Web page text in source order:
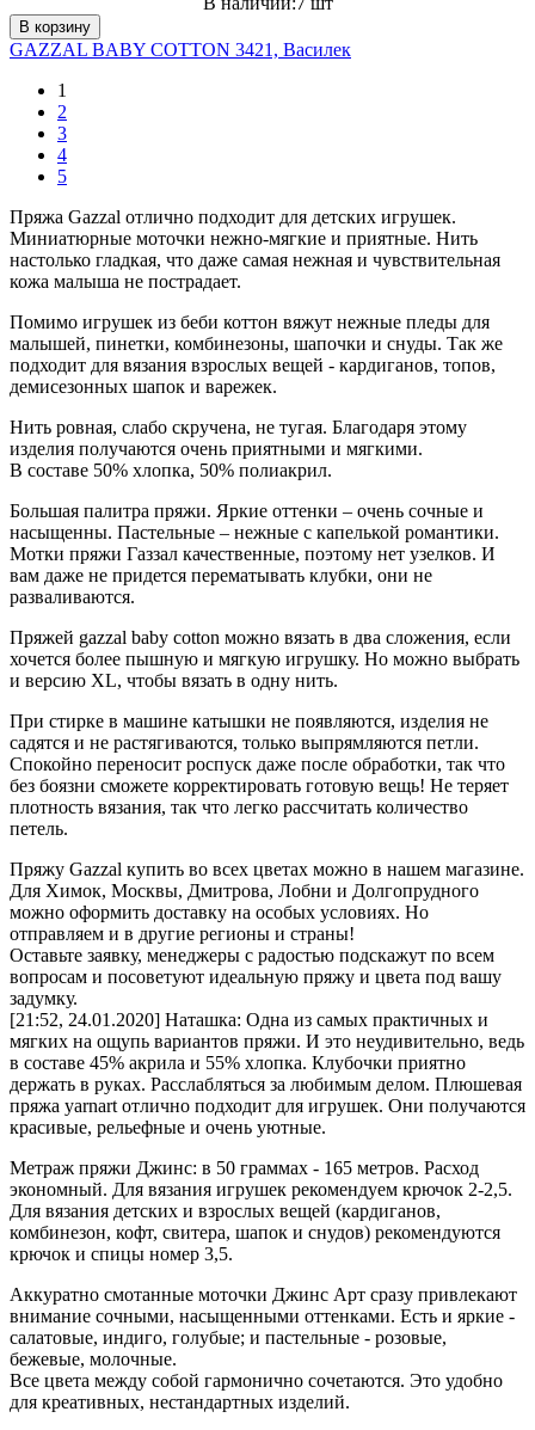
В корзину
GAZZAL BABY COTTON 3421, Василек
1
2
3
4
5
Пряжа Gazzal отлично подходит для детских игрушек.
Миниатюрные моточки нежно-мягкие и приятные. Нить
настолько гладкая, что даже самая нежная и чувствительная
кожа малыша не пострадает.
Помимо игрушек из беби коттон вяжут нежные пледы для
малышей, пинетки, комбинезоны, шапочки и снуды. Так же
подходит для вязания взрослых вещей - кардиганов, топов,
демисезонных шапок и варежек.
Нить ровная, слабо скручена, не тугая. Благодаря этому
изделия получаются очень приятными и мягкими.
В составе 50% хлопка, 50% полиакрил.
Большая палитра пряжи. Яркие оттенки – очень сочные и
насыщенны. Пастельные – нежные с капелькой романтики.
Мотки пряжи Газзал качественные, поэтому нет узелков. И
вам даже не придется перематывать клубки, они не
разваливаются.
Пряжей gazzal baby cotton можно вязать в два сложения, если
хочется более пышную и мягкую игрушку. Но можно выбрать
и версию XL, чтобы вязать в одну нить.
При стирке в машине катышки не появляются, изделия не
садятся и не растягиваются, только выпрямляются петли.
Спокойно переносит роспуск даже после обработки, так что
без боязни сможете корректировать готовую вещь! Не теряет
плотность вязания, так что легко рассчитать количество
петель.
Пряжу Gazzal купить во всех цветах можно в нашем магазине.
Для Химок, Москвы, Дмитрова, Лобни и Долгопрудного
можно оформить доставку на особых условиях. Но
отправляем и в другие регионы и страны!
Оставьте заявку, менеджеры с радостью подскажут по всем
вопросам и посоветуют идеальную пряжу и цвета под вашу
задумку.
[21:52, 24.01.2020] Наташка: Одна из самых практичных и
мягких на ощупь вариантов пряжи. И это неудивительно, ведь
в составе 45% акрила и 55% хлопка. Клубочки приятно
держать в руках. Расслабляться за любимым делом. Плюшевая
пряжа yarnart отлично подходит для игрушек. Они получаются
красивые, рельефные и очень уютные.
Метраж пряжи Джинс: в 50 граммах - 165 метров. Расход
экономный. Для вязания игрушек рекомендуем крючок 2-2,5.
Для вязания детских и взрослых вещей (кардиганов,
комбинезон, кофт, свитера, шапок и снудов) рекомендуются
крючок и спицы номер 3,5.
Аккуратно смотанные моточки Джинс Арт сразу привлекают
внимание сочными, насыщенными оттенками. Есть и яркие -
салатовые, индиго, голубые; и пастельные - розовые,
бежевые, молочные.
Все цвета между собой гармонично сочетаются. Это удобно
для креативных, нестандартных изделий.